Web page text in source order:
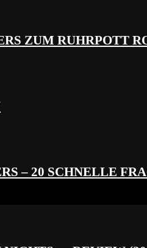
ZUM RUHRPOTT
– 20 SCHNELLE